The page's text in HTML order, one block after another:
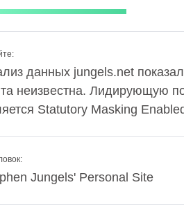
данных jungels.net
неизвестна. Лидирующую
Statutory Masking
Jungels' Personal Site